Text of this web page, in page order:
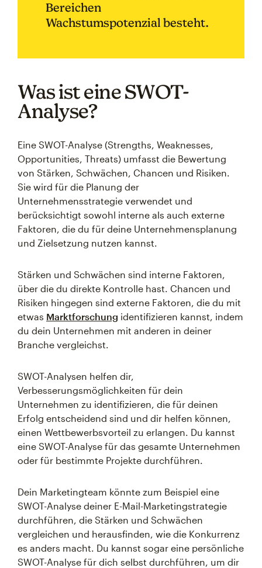
Bereichen
Wachstumspotenzial besteht.
Was ist eine SWOT-
Analyse?
Eine SWOT-Analyse (Strengths, Weaknesses,
Opportunities, Threats) umfasst die Bewertung
von Stärken, Schwächen, Chancen und Risiken.
Sie wird für die Planung der
Unternehmensstrategie verwendet und
berücksichtigt sowohl interne als auch externe
Faktoren, die du für deine Unternehmensplanung
und Zielsetzung nutzen kannst.
Stärken und Schwächen sind interne Faktoren,
über die du direkte Kontrolle hast. Chancen und
Risiken hingegen sind externe Faktoren, die du mit
etwas Marktforschung identifizieren kannst, indem
du dein Unternehmen mit anderen in deiner
Branche vergleichst.
SWOT-Analysen helfen dir,
Verbesserungsmöglichkeiten für dein
Unternehmen zu identifizieren, die für deinen
Erfolg entscheidend sind und dir helfen können,
einen Wettbewerbsvorteil zu erlangen. Du kannst
eine SWOT-Analyse für das gesamte Unternehmen
oder für bestimmte Projekte durchführen.
Dein Marketingteam könnte zum Beispiel eine
SWOT-Analyse deiner E-Mail-Marketingstrategie
durchführen, die Stärken und Schwächen
vergleichen und herausfinden, wie die Konkurrenz
es anders macht. Du kannst sogar eine persönliche
SWOT-Analyse für dich selbst durchführen, um dir